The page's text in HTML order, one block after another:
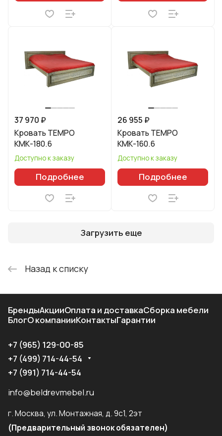
37 970 ₽
Кровать TEMPO
КМК-180.6
Доступно к заказу
Подробнее
26 955 ₽
Кровать TEMPO
КМК-160.6
Доступно к заказу
Подробнее
Загрузить еще
Назад к списку
БрендыАкцииОплата и доставкаСборка мебели
БлогО компанииКонтактыГарантии
+7 (965) 129-00-85
+7 (499) 714-44-54
+7 (991) 714-44-54
info@beldrevmebel.ru
г. Москва, ул. Монтажная, д. 9с1, 2эт
(Предварительный звонок обязателен)